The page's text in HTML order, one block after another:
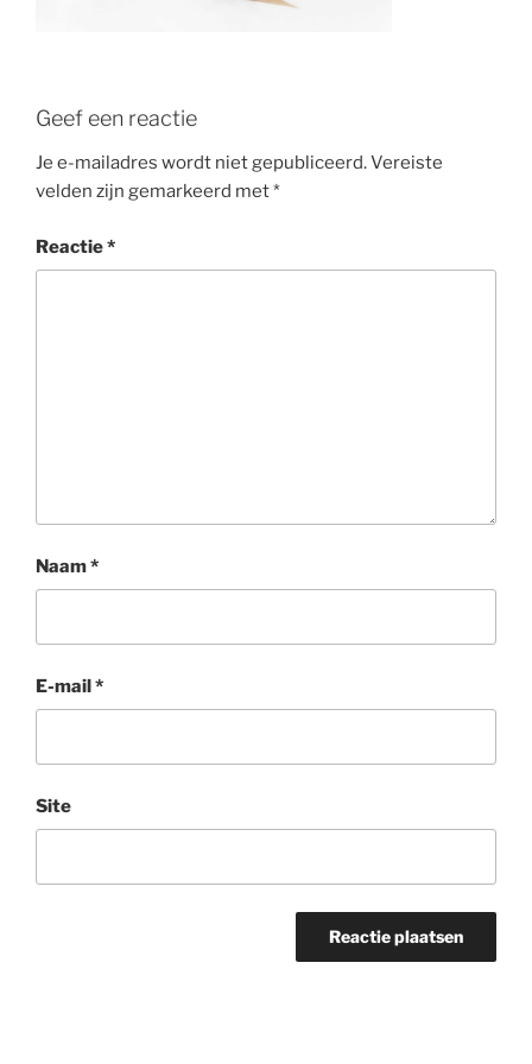
Geef een reactie
Je e-mailadres wordt niet gepubliceerd.Vereiste
velden zijn gemarkeerd met*
Reactie*
Naam*
E-mail*
Site